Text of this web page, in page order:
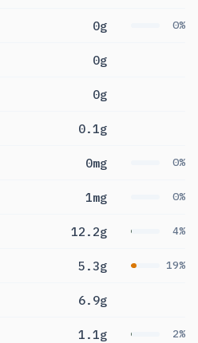
0g 0%
0g
0g
0.1g
0mg 0%
1mg 0%
12.2g 4%
5.3g 19%
6.9g
1.1g 2%